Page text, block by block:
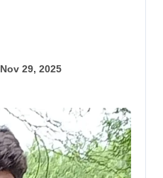
Nov 29, 2025